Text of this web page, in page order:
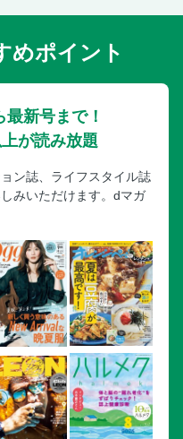
めポイント
新号まで！
が読み放題
ン誌、ライフスタイル誌
みいただけます。dマガ